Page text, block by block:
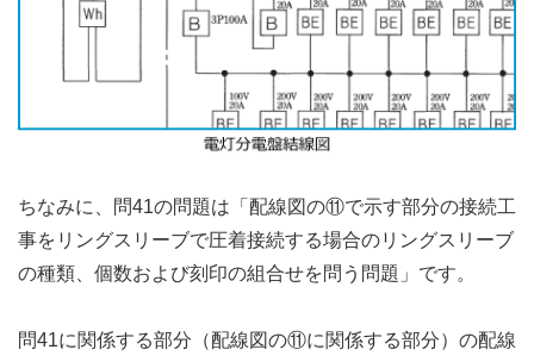
ちなみに、問41の問題は「配線図の⑪で示す部分の接続工
事をリングスリーブで圧着接続する場合のリングスリーブ
の種類、個数および刻印の組合せを問う問題」です。
問41に関係する部分（配線図の⑪に関係する部分）の配線